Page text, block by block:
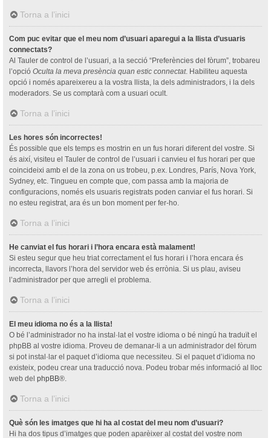
Torna a l’inici
Com puc evitar que el meu nom d’usuari aparegui a la llista d’usuaris
connectats?
Al Tauler de control de l’usuari, a la secció “Preferències del fòrum”, trobareu
l’opció Oculta la meva presència quan estic connectat. Habiliteu aquesta
opció i només apareixereu a la vostra llista, la dels administradors, i la dels
moderadors. Se us comptarà com a usuari ocult.
Torna a l’inici
Les hores són incorrectes!
És possible que els temps es mostrin en un fus horari diferent del vostre. Si
és així, visiteu el Tauler de control de l’usuari i canvieu el fus horari per que
coincideixi amb el de la zona on us trobeu, p.ex. Londres, París, Nova York,
Sydney, etc. Tingueu en compte que, com passa amb la majoria de
configuracions, només els usuaris registrats poden canviar el fus horari. Si
no esteu registrat, ara és un bon moment per fer-ho.
Torna a l’inici
He canviat el fus horari i l’hora encara està malament!
Si esteu segur que heu triat correctament el fus horari i l’hora encara és
incorrecta, llavors l’hora del servidor web és errònia. Si us plau, aviseu
l’administrador per que arregli el problema.
Torna a l’inici
El meu idioma no és a la llista!
O bé l’administrador no ha instal·lat el vostre idioma o bé ningú ha traduït el
phpBB al vostre idioma. Proveu de demanar-li a un administrador del fòrum
si pot instal·lar el paquet d’idioma que necessiteu. Si el paquet d’idioma no
existeix, podeu crear una traducció nova. Podeu trobar més informació al lloc
web del phpBB®.
Torna a l’inici
Què són les imatges que hi ha al costat del meu nom d’usuari?
Hi ha dos tipus d’imatges que poden aparèixer al costat del vostre nom